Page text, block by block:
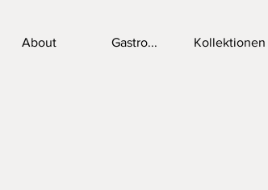
About Gastro...
Kollektionen